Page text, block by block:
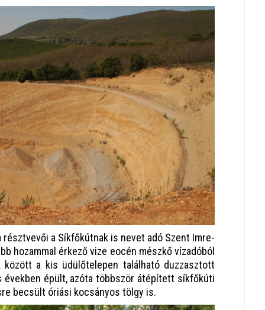
a Síkfőkútnak is nevet adó Szent Imre-
hozammal érkező vize eocén mészkő vízadóból
a kis üdülőtelepen található duzzasztott
épült, azóta többször átépített síkfőkúti
becsült óriási kocsányos tölgy is.